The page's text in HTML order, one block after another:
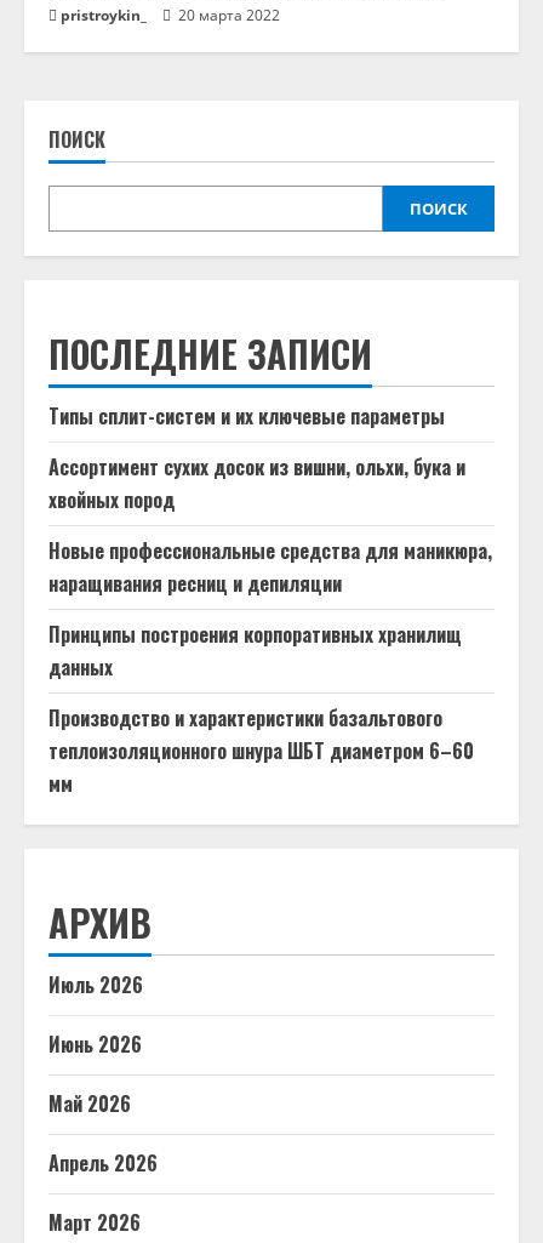
pristroykin_ 20 марта 2022
ПОИСК
ПОИСК
ПОСЛЕДНИЕ ЗАПИСИ
Типы сплит-систем и их ключевые параметры
Ассортимент сухих досок из вишни, ольхи, бука и
хвойных пород
Новые профессиональные средства для маникюра,
наращивания ресниц и депиляции
Принципы построения корпоративных хранилищ
данных
Производство и характеристики базальтового
теплоизоляционного шнура ШБТ диаметром 6–60
мм
АРХИВ
Июль 2026
Июнь 2026
Май 2026
Апрель 2026
Март 2026